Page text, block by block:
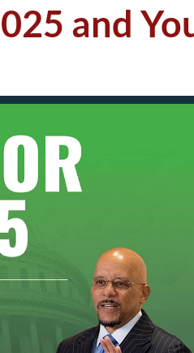
and